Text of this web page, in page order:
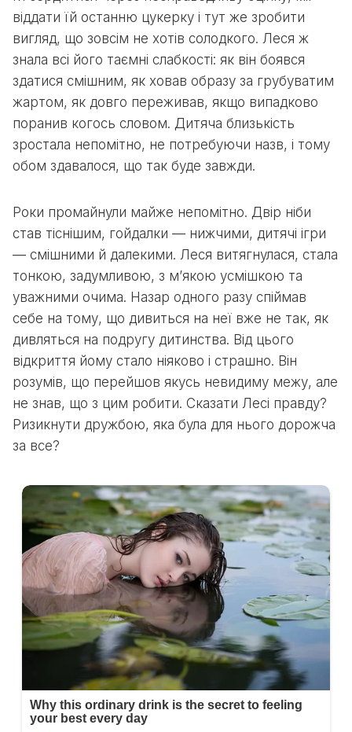
віддати їй останню цукерку і тут же зробити
вигляд, що зовсім не хотів солодкого. Леся ж
знала всі його таємні слабкості: як він боявся
здатися смішним, як ховав образу за грубуватим
жартом, як довго переживав, якщо випадково
поранив когось словом. Дитяча близькість
зростала непомітно, не потребуючи назв, і тому
обом здавалося, що так буде завжди.
Роки промайнули майже непомітно. Двір ніби
став тіснішим, гойдалки — нижчими, дитячі ігри
— смішними й далекими. Леся витягнулася, стала
тонкою, задумливою, з м’якою усмішкою та
уважними очима. Назар одного разу спіймав
себе на тому, що дивиться на неї вже не так, як
дивляться на подругу дитинства. Від цього
відкриття йому стало ніяково і страшно. Він
розумів, що перейшов якусь невидиму межу, але
не знав, що з цим робити. Сказати Лесі правду?
Ризикнути дружбою, яка була для нього дорожча
за все?